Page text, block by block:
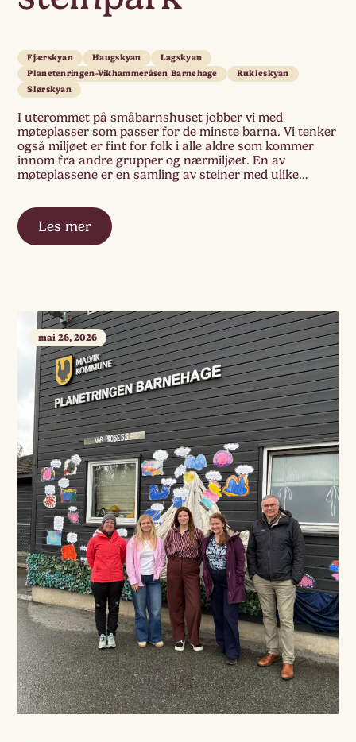
Fjærskyan Haugskyan
Lagskyan
Planetenringen-Vikhammeråsen Barnehage
Rukleskyan
Slørskyan
I uterommet på småbarnshuset jobber vi med
møteplasser som passer for de minste barna. Vi tenker
også miljøet er fint for folk i alle aldre som kommer
innom fra andre grupper og nærmiljøet. En av
møteplassene er en samling av steiner med ulike
Les mer
mai 26, 2026